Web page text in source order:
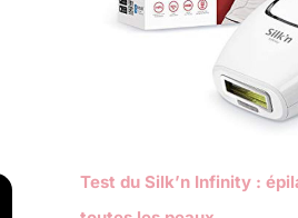
Test du Silk’n Infinity :